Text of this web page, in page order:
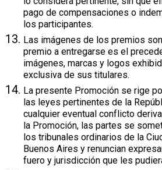
pago de compensaciones o
los participantes.
Las imágenes de los premios
premio a entregarse es el
imágenes, marcas y logos
exclusiva de sus titulares.
La presente Promoción se rige
las leyes pertinentes de la
cualquier eventual conflicto
la Promoción, las partes se
los tribunales ordinarios de la
Buenos Aires y renuncian
fuero y jurisdicción que les